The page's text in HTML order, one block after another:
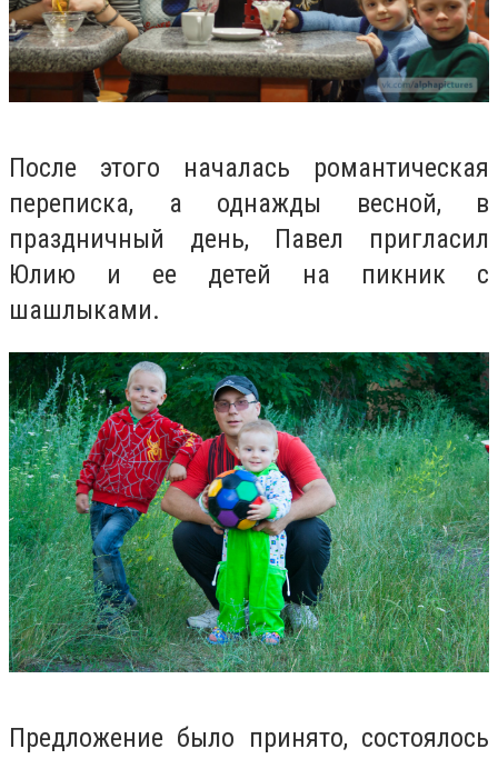
После этого началась романтическая
переписка, а однажды весной, в
праздничный день, Павел пригласил
Юлию и ее детей на пикник с
шашлыками.
Предложение было принято, состоялось